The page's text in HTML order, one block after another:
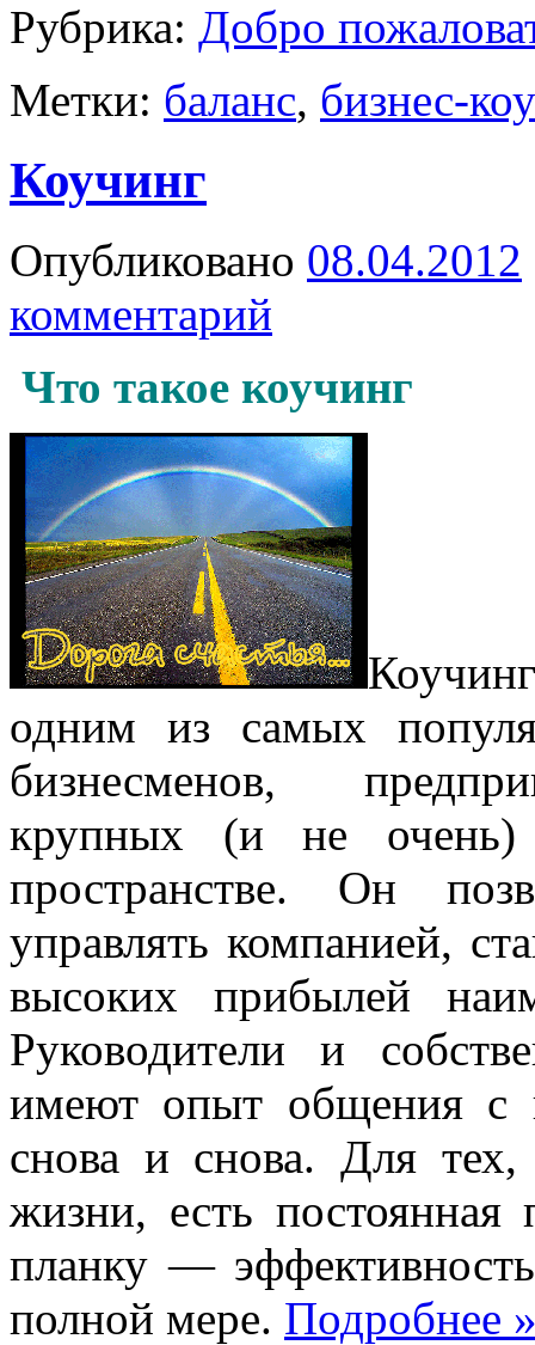
Рубрика: Добро
Метки: баланс, бизнес-
Коучинг
Опубликовано 08.04.2012
комментарий
Что такое коучинг
одним из самых
бизнесменов,
крупных (и не очень)
пространстве. Он
управлять компанией,
высоких прибылей
Руководители и
имеют опыт общения с
снова и снова. Для
жизни, есть постоянная
планку — эффективность
полной мере. Подробнее